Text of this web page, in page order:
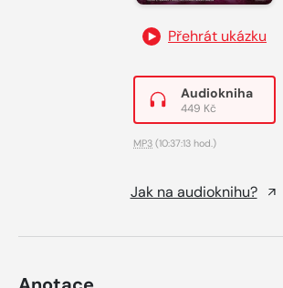
Přehrát ukázku
Audiokniha
449 Kč
MP3 (10:37:13 hod.)
Jak na audioknihu?